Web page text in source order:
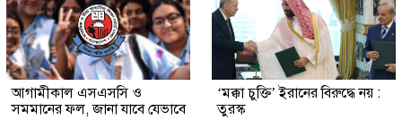
আগামীকাল এসএসসি ও
সমমানের ফল, জানা যাবে যেভাবে
‘মক্কা চুক্তি’ ইরানের বিরুদ্ধে নয় :
তুরস্ক